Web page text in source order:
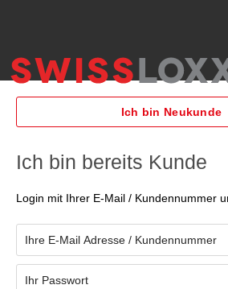
Ich bin Neukunde
Ich bin bereits Kunde
Login mit Ihrer E-Mail / Kundennummer